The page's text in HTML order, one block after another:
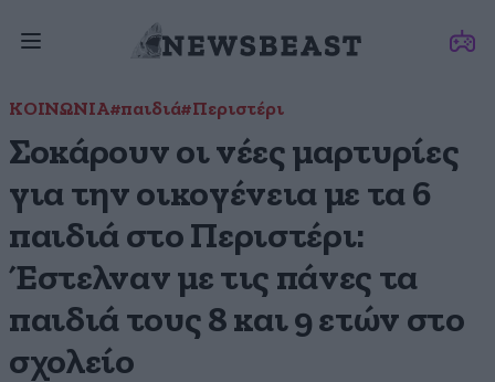
ΚΟΙΝΩΝΙΑ#παιδιά#Περιστέρι
Σοκάρουν οι νέες μαρτυρίες
για την οικογένεια με τα 6
παιδιά στο Περιστέρι:
Έστελναν με τις πάνες τα
παιδιά τους 8 και 9 ετών στο
σχολείο